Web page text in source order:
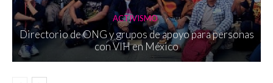
ACTIVISMO
Directorio de ONG y grupos de apoyo para personas
con VIH en México